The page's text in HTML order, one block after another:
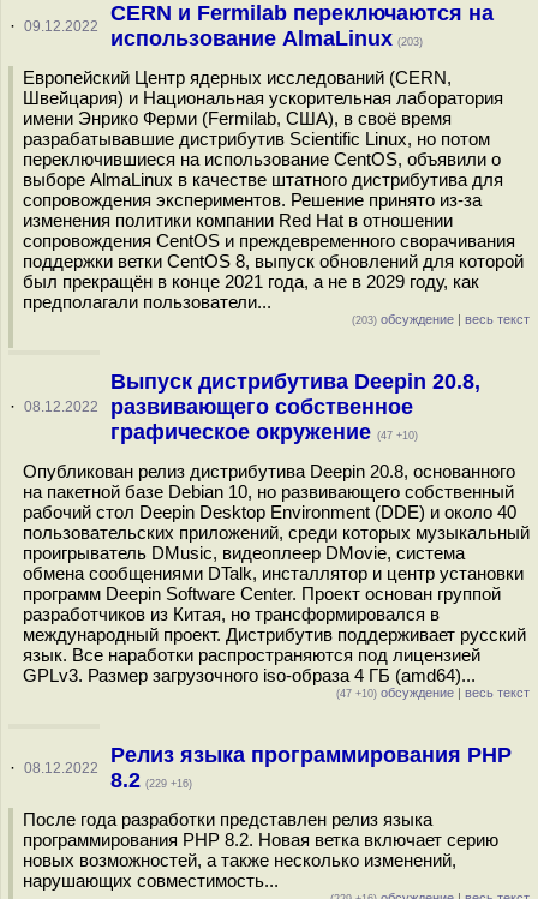
· 09.12.2022
CERN и Fermilab переключаются на
использование AlmaLinux (203)
Европейский Центр ядерных исследований (CERN,
Швейцария) и Национальная ускорительная лаборатория
имени Энрико Ферми (Fermilab, США), в своё время
разрабатывавшие дистрибутив Scientific Linux, но потом
переключившиеся на использование CentOS, объявили о
выборе AlmaLinux в качестве штатного дистрибутива для
сопровождения экспериментов. Решение принято из-за
изменения политики компании Red Hat в отношении
сопровождения CentOS и преждевременного сворачивания
поддержки ветки CentOS 8, выпуск обновлений для которой
был прекращён в конце 2021 года, а не в 2029 году, как
предполагали пользователи...
(203) обсуждение | весь текст
· 08.12.2022
Выпуск дистрибутива Deepin 20.8,
развивающего собственное
графическое окружение (47 +10)
Опубликован релиз дистрибутива Deepin 20.8, основанного
на пакетной базе Debian 10, но развивающего собственный
рабочий стол Deepin Desktop Environment (DDE) и около 40
пользовательских приложений, среди которых музыкальный
проигрыватель DMusic, видеоплеер DMovie, система
обмена сообщениями DTalk, инсталлятор и центр установки
программ Deepin Software Center. Проект основан группой
разработчиков из Китая, но трансформировался в
международный проект. Дистрибутив поддерживает русский
язык. Все наработки распространяются под лицензией
GPLv3. Размер загрузочного iso-образа 4 ГБ (amd64)...
(47 +10) обсуждение | весь текст
· 08.12.2022
Релиз языка программирования PHP
8.2 (229 +16)
После года разработки представлен релиз языка
программирования PHP 8.2. Новая ветка включает серию
новых возможностей, а также несколько изменений,
нарушающих совместимость...